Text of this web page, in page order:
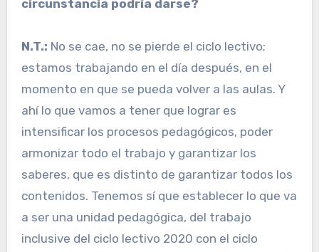
circunstancia podría darse?
N.T.: No se cae, no se pierde el ciclo lectivo;
estamos trabajando en el día después, en el
momento en que se pueda volver a las aulas. Y
ahí lo que vamos a tener que lograr es
intensificar los procesos pedagógicos, poder
armonizar todo el trabajo y garantizar los
saberes, que es distinto de garantizar todos los
contenidos. Tenemos sí que establecer lo que va
a ser una unidad pedagógica, del trabajo
inclusive del ciclo lectivo 2020 con el ciclo